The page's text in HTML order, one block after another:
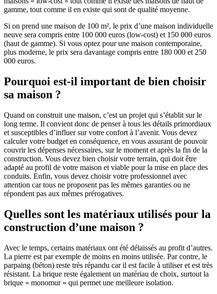
gamme, tout comme il en existe qui sont de qualité moyenne.
Si on prend une maison de 100 m², le prix d’une maison individuelle
neuve sera compris entre 100 000 euros (low-cost) et 150 000 euros
(haut de gamme). Si vous optez pour une maison contemporaine,
plus moderne, le prix sera davantage compris entre 180 000 et 250
000 euros.
Pourquoi est-il important de bien choisir
sa maison ?
Quand on construit une maison, c’est un projet qui s’établit sur le
long terme. Il convient donc de penser à tous les détails primordiaux
et susceptibles d’influer sur votre confort à l’avenir. Vous devez
calculer votre budget en conséquence, en vous assurant de pouvoir
couvrir les dépenses nécessaires, sur le moment et après la fin de la
construction. Vous devez bien choisir votre terrain, qui doit être
adapté au profil de votre maison et viable pour la mise en place des
conduits. Enfin, vous devez choisir votre professionnel avec
attention car tous ne proposent pas les mêmes garanties ou ne
répondent pas aux mêmes prérogatives.
Quelles sont les matériaux utilisés pour la
construction d’une maison ?
Avec le temps, certains matériaux ont été délaissés au profit d’autres.
La pierre est par exemple de moins en moins utilisée. Par contre, le
parpaing (béton) reste très répandu car il est facile à utiliser et est très
résistant. La brique reste également un matériau de choix, surtout la
brique « monomur » qui permet une meilleure isolation.